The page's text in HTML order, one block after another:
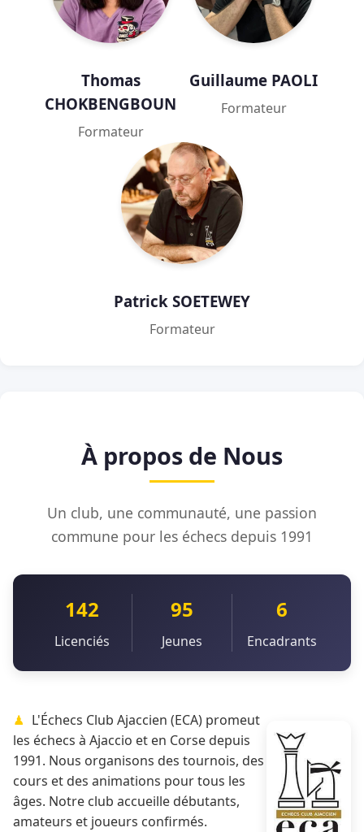
Thomas
CHOKBENGBOUN
Formateur
Guillaume PAOLI
Formateur
Patrick SOETEWEY
Formateur
À propos de Nous
Un club, une communauté, une passion
commune pour les échecs depuis 1991
142
Licenciés
95
Jeunes
6
Encadrants
L'Échecs Club Ajaccien (ECA) promeut
les échecs à Ajaccio et en Corse depuis
1991. Nous organisons des tournois, des
cours et des animations pour tous les
âges. Notre club accueille débutants,
amateurs et joueurs confirmés.